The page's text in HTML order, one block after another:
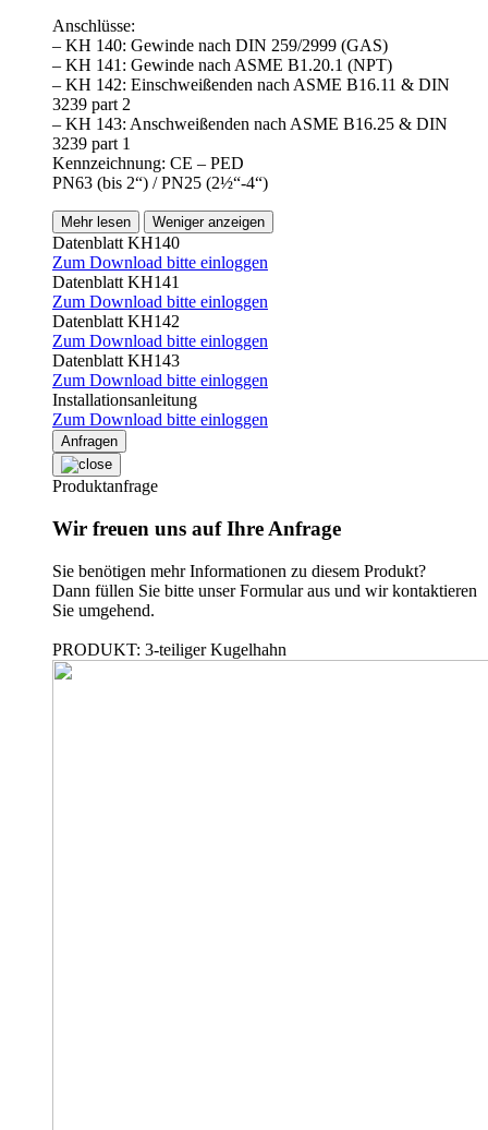
Anschlüsse:
– KH 140: Gewinde nach DIN 259/2999 (GAS)
– KH 141: Gewinde nach ASME B1.20.1 (NPT)
– KH 142: Einschweißenden nach ASME B16.11 & DIN
3239 part 2
– KH 143: Anschweißenden nach ASME B16.25 & DIN
3239 part 1
Kennzeichnung: CE – PED
PN63 (bis 2“) / PN25 (2½“-4“)
Mehr lesen Weniger anzeigen
Datenblatt KH140
Zum Download bitte einloggen
Datenblatt KH141
Zum Download bitte einloggen
Datenblatt KH142
Zum Download bitte einloggen
Datenblatt KH143
Zum Download bitte einloggen
Installationsanleitung
Zum Download bitte einloggen
Anfragen
Produktanfrage
Wir freuen uns auf Ihre Anfrage
Sie benötigen mehr Informationen zu diesem Produkt?
Dann füllen Sie bitte unser Formular aus und wir kontaktieren
Sie umgehend.
PRODUKT: 3-teiliger Kugelhahn